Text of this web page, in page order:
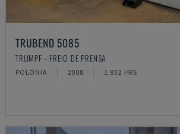
TRUBEND 5085
TRUMPF - FREIO DE PRENSA
POLÓNIA 2008 1.932 HRS